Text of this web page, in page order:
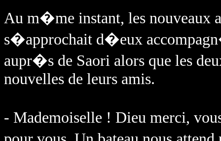
Au m�me instant, les nouveaux
s�approchait d�eux
aupr�s de Saori alors que les
nouvelles de leurs amis.
- Mademoiselle ! Dieu merci,